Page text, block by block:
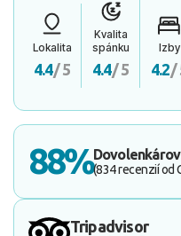
Lokalita
4.4/ 5
Kvalita
spánku
4.4/ 5
Izby
4.2/
88%(834 recenzií od
Tripadvisor